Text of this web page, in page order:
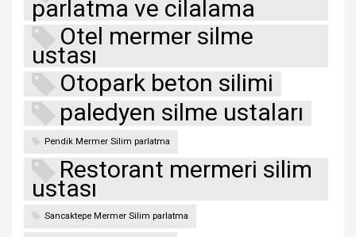
parlatma ve cilalama
Otel mermer silme
ustası
Otopark beton silimi
paledyen silme ustaları
Pendik Mermer Silim parlatma
Restorant mermeri silim
ustası
Sancaktepe Mermer Silim parlatma